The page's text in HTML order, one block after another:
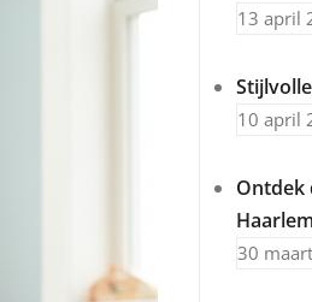
13 april
10 april
Ontdek
30